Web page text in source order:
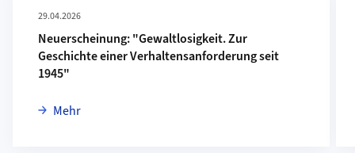
29.04.2026
Neuerscheinung: "Gewaltlosigkeit. Zur
Geschichte einer Verhaltensanforderung seit
1945"
Mehrzu Neuerscheinung: "Gewaltlosigkeit. Zur